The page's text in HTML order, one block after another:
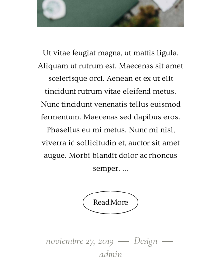
Ut vitae feugiat magna, ut mattis ligula.
Aliquam ut rutrum est. Maecenas sit amet
scelerisque orci. Aenean et ex ut elit
tincidunt rutrum vitae eleifend metus.
Nunc tincidunt venenatis tellus euismod
fermentum. Maecenas sed dapibus eros.
Phasellus eu mi metus. Nunc mi nisl,
viverra id sollicitudin et, auctor sit amet
augue. Morbi blandit dolor ac rhoncus
semper.
Read More
noviembre 27, 2019
Design
admin